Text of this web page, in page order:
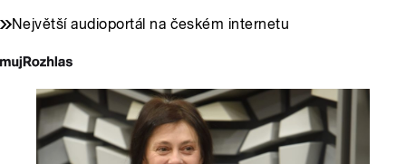
Největší audioportál na českém internetu